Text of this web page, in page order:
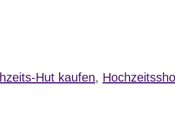
Hut kaufen,